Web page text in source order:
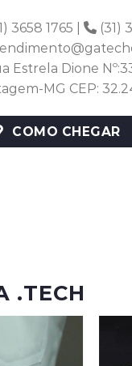
3658 1765 |
(31)
Estrela Dione
MG CEP:
COMO CHEGAR
.TECH